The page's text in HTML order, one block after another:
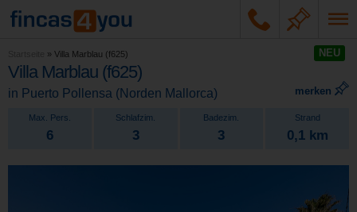
» Villa Marblau (f625)
Villa Marblau (f625)
in Puerto Pollensa (Norden Mallorca)
NEU
merken
6 3 3 0,1 km